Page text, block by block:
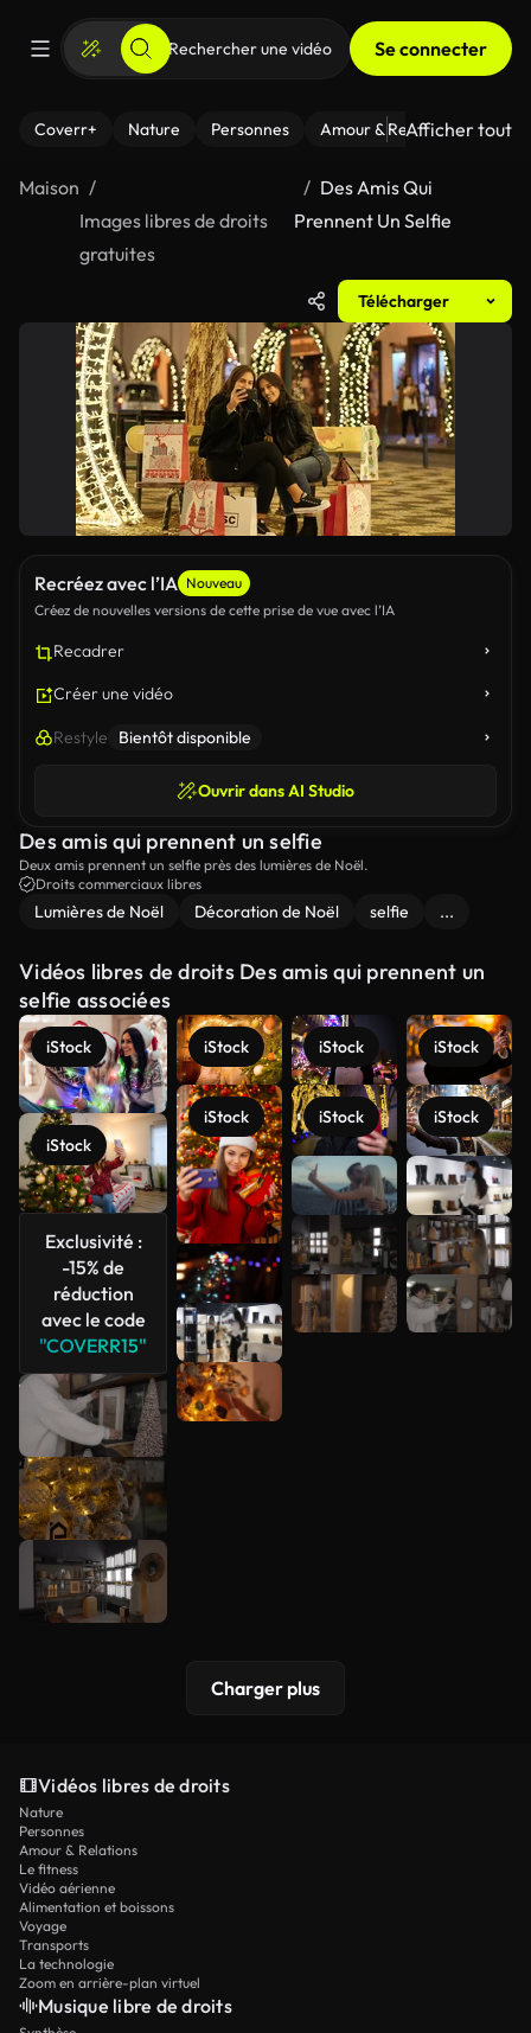
Se connecter
Coverr+ Nature Personnes Amour & Relations Le
Afficher tout
Maison
Images libres de droits
gratuites
Des Amis Qui
Prennent Un Selfie
Télécharger
Recréez avec l’IA Nouveau
Créez de nouvelles versions de cette prise de vue avec l’IA
Recadrer
Créer une vidéo
Restyle Bientôt disponible
Ouvrir dans AI Studio
Des amis qui prennent un selfie
Deux amis prennent un selfie près des lumières de Noël.
Droits commerciaux libres
Lumières de Noël Décoration de Noël selfie ...
Vidéos libres de droits Des amis qui prennent un
selfie associées
iStock
iStock
Exclusivité :
-15% de
réduction
avec le code
"COVERR15"
iStock
iStock
iStock
iStock
iStock
iStock
Voir plus
Charger plus
Vidéos libres de droits
Nature
Personnes
Amour & Relations
Le fitness
Vidéo aérienne
Alimentation et boissons
Voyage
Transports
La technologie
Zoom en arrière-plan virtuel
Musique libre de droits